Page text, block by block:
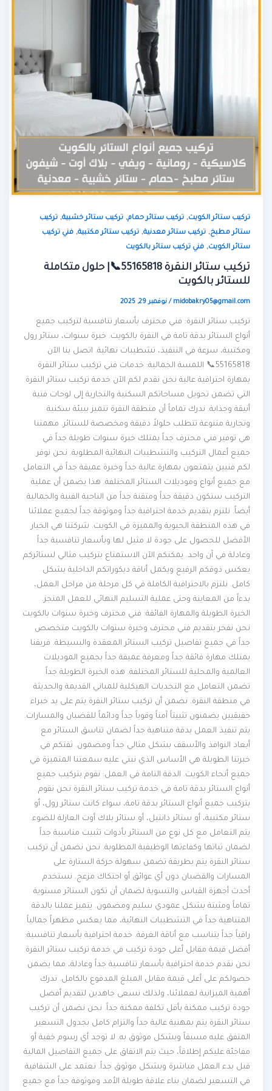
تركيب ستائر الكويت,تركيب ستائر حمام,تركيب ستائر خشبية,تركيب
ستائر مطبخ,تركيب ستائر معدنية,تركيب ستائر مكتبية,فني تركيب
ستائر الكويت,فني تركيب ستائر بالكويت
تركيب ستائر النقرة 55165818📞| حلول متكاملة
للستائر بالكويت
midobakry05@gmail.com
/نوفمبر 29, 2025
تركيب ستائر النقرة: فني محترف بأسعار تنافسية لتركيب جميع
أنواع الستائر بدقة تامة في النقرة بالكويت. خبرة سنوات، ستائر رول
ومكتبية، سرعة في التنفيذ، تشطيبات نهائية. اتصل بنا الآن
55165818📞 اللمسة الجمالية: خدمات فني تركيب ستائر النقرة
بمهارة احترافية عالية نحن نقدم لكم الآن خدمة تركيب ستائر النقرة
التي تضمن تحويل مساحاتكم السكنية والتجارية إلى لوحات فنية
أنيقة وجذابة. ندرك تماماً أن منطقة النقرة تتميز ببيئة سكنية
وتجارية متنوعة تتطلب حلولاً دقيقة ومخصصة للستائر. مهمتنا
هي توفير فني محترف جداً يمتلك خبرة سنوات طويلة جداً في
جميع أعمال التركيب والتشطيبات النهائية المطلوبة. نحن نوفر
لكم فنيين يتمتعون بمهارة عالية جداً وخبرة عميقة جداً في التعامل
مع جميع أنواع وموديلات الستائر المختلفة. هذا يضمن أن عملية
التركيب ستكون دقيقة جداً ومتقنة جداً من الناحية الفنية والجمالية
أيضاً. نلتزم بتقديم خدمة احترافية جداً وموثوقة جداً لجميع عملائنا
في هذه المنطقة الحيوية والمميزة في الكويت. شركتنا هي الخيار
الأفضل للحصول على جودة لا مثيل لها وبأسعار تنافسية جداً
وعادلة في آن واحد. يمكنكم الآن الاستمتاع بتركيب مثالي لستائركم
يعكس ذوقكم الرفيع ويكمل أناقة ديكوراتكم الداخلية بشكل
كامل. نلتزم بالاحترافية الكاملة في كل مرحلة من مراحل العمل،
بدءاً من المعاينة وحتى عملية التسليم النهائي للعمل المنجز.
الخبرة الطويلة والمهارة الفائقة: فني محترف وخبرة سنوات بالكويت
نحن نفخر بتقديم فني محترف وخبرة سنوات بالكويت متخصص
جداً في جميع تفاصيل تركيب الستائر المعقدة والبسيطة. فريقنا
يمتلك مهارة فائقة جداً ومعرفة عميقة جداً بجميع الموديلات
العالمية والمحلية للستائر المختلفة. هذه الخبرة الطويلة جداً
تضمن التعامل مع التحديات الهيكلية للمباني القديمة والحديثة
في منطقة النقرة. نضمن أن تركيب ستائر النقرة يتم على يد خبراء
حقيقيين يضمنون تثبيتاً آمناً وقوياً جداً ودائماً للقضبان والمسارات.
يتم تنفيذ العمل بدقة متناهية جداً لضمان تناسق الستائر مع
أبعاد النوافذ والأسقف بشكل مثالي جداً ومضمون. ثقتكم في
خبرتنا الطويلة هي الأساس الذي نبني عليه سمعتنا المتميزة في
جميع أنحاء الكويت. الدقة التامة في العمل: نقوم بتركيب جميع
أنواع الستائر بدقة تامة في خدمة تركيب ستائر النقرة نحن نقوم
بتركيب جميع أنواع الستائر بدقة تامة، سواء كانت ستائر رول، أو
ستائر مكتبية، أو ستائر دانتيل، أو ستائر بلاك أوت العازلة للضوء.
يتم التعامل مع كل نوع من الستائر بأدوات تثبيت مناسبة جداً
لضمان ثباتها وكفاءتها الوظيفية المطلوبة. نحن نضمن أن تركيب
ستائر النقرة يتم بطريقة تضمن سهولة حركة الستارة على
المسارات والقضبان دون أي عوائق أو احتكاك مزعج. نستخدم
أحدث أجهزة القياس والتسوية لضمان أن تكون الستائر مستوية
تماماً ومثبتة بشكل عمودي سليم ومضمون. يتميز عملنا بالدقة
المتناهية جداً في التشطيبات النهائية، مما يعكس مظهراً جمالياً
راقياً جداً يتناسب مع أناقة الغرفة. خدمة احترافية بأسعار تنافسية:
أفضل قيمة مقابل أعلى جودة تركيب في خدمة تركيب ستائر النقرة
نحن نقدم خدمة احترافية بأسعار تنافسية جداً وعادلة، مما يضمن
حصولكم على أعلى قيمة مقابل المبلغ المدفوع بالكامل. ندرك
أهمية الميزانية لعملائنا، ولذلك نسعى جاهدين لتقديم أفضل
جودة تركيب ممكنة بأقل تكلفة ممكنة جداً. نحن نضمن أن تركيب
ستائر النقرة يتم بمهنية عالية جداً والتزام كامل بجدول التسعير
المتفق عليه مسبقاً وبشكل موثوق به. لا توجد أي رسوم خفية أو
مفاجئة عليكم إطلاقاً، حيث يتم الاتفاق على جميع التفاصيل المالية
قبل بدء العمل مباشرة وبشكل موثوق جداً. نعتمد على الشفافية
في التسعير لضمان بناء علاقة طويلة الأمد وموثوقة جداً مع جميع